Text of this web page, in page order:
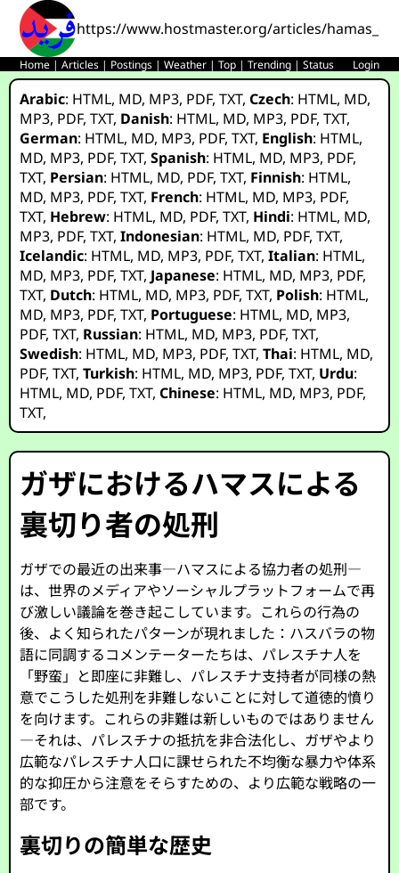
https://www.hostmaster.org/articles/
Home |Articles | Postings |Weather |Top |Trending |Status Login
Arabic: HTML, MD, MP3, PDF,TXT,Czech: HTML, MD,
MP3, PDF,TXT, Danish: HTML, MD, MP3, PDF,TXT,
German: HTML, MD, MP3, PDF,TXT, English: HTML,
MD, MP3, PDF,TXT,Spanish: HTML, MD, MP3, PDF,
TXT, Persian: HTML, MD, PDF,TXT, Finnish: HTML,
MD, MP3, PDF,TXT, French: HTML, MD, MP3, PDF,
TXT, Hebrew: HTML, MD, PDF,TXT, Hindi: HTML, MD,
MP3, PDF,TXT,Indonesian: HTML, MD, PDF,TXT,
Icelandic: HTML, MD, MP3, PDF,TXT,Italian: HTML,
MD, MP3, PDF,TXT, Japanese: HTML, MD, MP3, PDF,
TXT, Dutch: HTML, MD, MP3, PDF,TXT, Polish: HTML,
MD, MP3, PDF,TXT, Portuguese: HTML, MD, MP3,
PDF,TXT, Russian: HTML, MD, MP3, PDF,TXT,
Swedish: HTML, MD, MP3, PDF,TXT,Thai: HTML, MD,
PDF,TXT,Turkish: HTML, MD, MP3, PDF,TXT, Urdu:
HTML, MD, PDF,TXT,Chinese: HTML, MD, MP3, PDF,
TXT,
ガザにおけるハマスによる
裏切り者の処刑
ガザでの最近の出来事—ハマスによる協力者の処刑—
は、世界のメディアやソーシャルプラットフォームで再
び激しい議論を巻き起こしています。これらの行為の
後、よく知られたパターンが現れました：ハスバラの物
語に同調するコメンテーターたちは、パレスチナ人を
「野蛮」と即座に非難し、パレスチナ支持者が同様の熱
意でこうした処刑を非難しないことに対して道徳的憤り
を向けます。これらの非難は新しいものではありません
—それは、パレスチナの抵抗を非合法化し、ガザやより
広範なパレスチナ人口に課せられた不均衡な暴力や体系
的な抑圧から注意をそらすための、より広範な戦略の一
部です。
裏切りの簡単な歴史